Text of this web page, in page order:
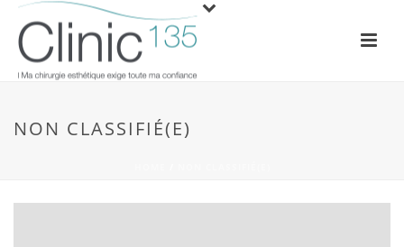
NON CLASSIFIÉ(E)